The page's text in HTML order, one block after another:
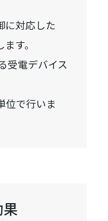
に対応した
す。
受電デバイス
位で行いま